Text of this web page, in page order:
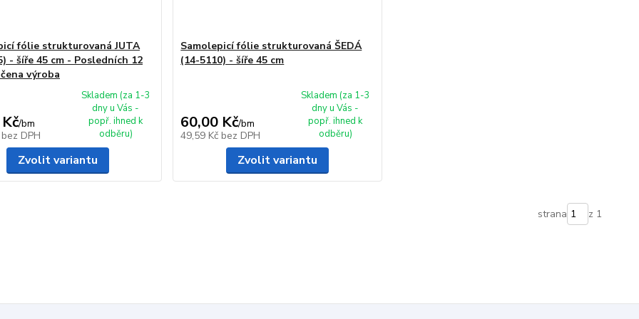
fólie strukturovaná JUTA
- šíře 45 cm - Posledních 12
výroba
/bm
bez DPH
Skladem (za 1-3
dny u Vás -
popř. ihned k
odběru)
Zvolit variantu
Samolepicí fólie strukturovaná ŠEDÁ
(14-5110) - šíře 45 cm
60,00 Kč/bm
49,59 Kč bez DPH
Skladem (za 1-3
dny u Vás -
popř. ihned k
odběru)
Zvolit variantu
strana z 1